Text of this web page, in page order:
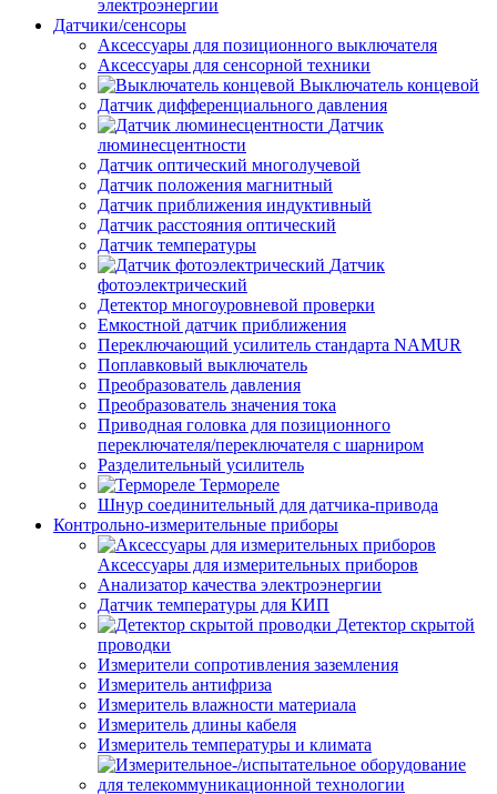
электроэнергии
Датчики/сенсоры
Аксессуары для позиционного выключателя
Аксессуары для сенсорной техники
Выключатель концевой
Датчик дифференциального давления
Датчик
люминесцентности
Датчик оптический многолучевой
Датчик положения магнитный
Датчик приближения индуктивный
Датчик расстояния оптический
Датчик температуры
Датчик
фотоэлектрический
Детектор многоуровневой проверки
Емкостной датчик приближения
Переключающий усилитель стандарта NAMUR
Поплавковый выключатель
Преобразователь давления
Преобразователь значения тока
Приводная головка для позиционного
переключателя/переключателя с шарниром
Разделительный усилитель
Термореле
Шнур соединительный для датчика-привода
Контрольно-измерительные приборы
Аксессуары для измерительных приборов
Анализатор качества электроэнергии
Датчик температуры для КИП
Детектор скрытой
проводки
Измерители сопротивления заземления
Измеритель антифриза
Измеритель влажности материала
Измеритель длины кабеля
Измеритель температуры и климата